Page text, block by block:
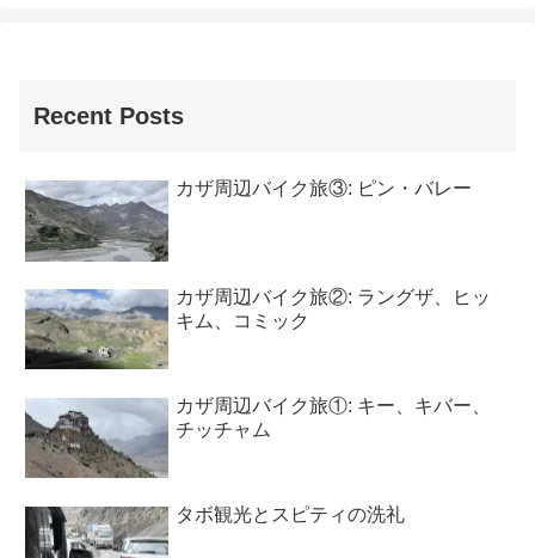
Recent Posts
カザ周辺バイク旅③: ピン・バレー
カザ周辺バイク旅②: ラングザ、ヒッ
キム、コミック
カザ周辺バイク旅①: キー、キバー、
チッチャム
タボ観光とスピティの洗礼